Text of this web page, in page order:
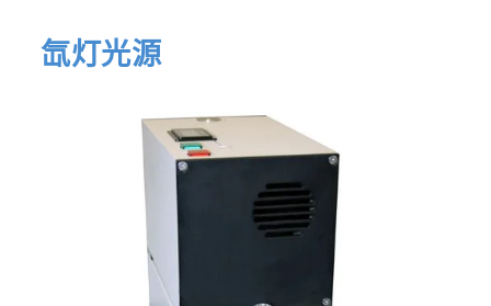
氙灯光源